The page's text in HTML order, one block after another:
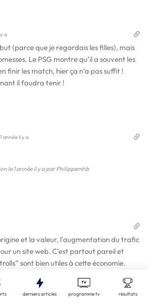
Fermer
a
(parce que je regardais les filles), mais
Le PSG montre qu’il a souvent les
finir les match, hier ça n’a pas suffit !
il faudra tenir !
1 année il y a
le 1 année il y a par Philippemhb
et la valeur, l’augmentation du trafic
unsite web. C’est partout pareil et
sont bien utiles à cette économie.
passionnés et éclairés quittent le
tâte depuis quelques temps mais peu
derniers articles programme tv résultats
derniers articles